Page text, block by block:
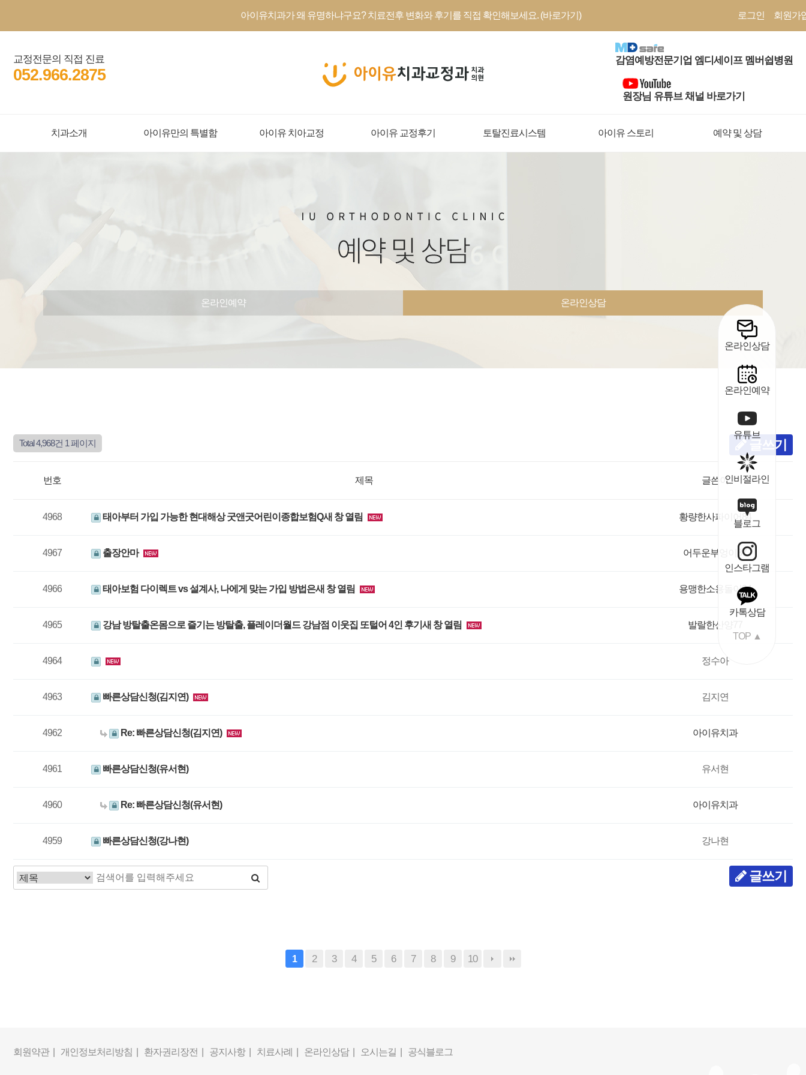
아이유치과가 왜 유명하냐구요? 치료전후 변화와 후기를 직접 확인해보세요. (바로가기) 로그인 회원가
교정전문의 직접 진료
052.966.2875
감염예방전문기업 엠디세이프 멤버쉽병원
원장님 유튜브 채널 바로가기
치과소개 아이유만의 특별함 아이유 치아교정 아이유 교정후기 토탈진료시스템 아이유 스토리 예약 및 상담
온라인예약 온라인상담
Total 4,968건 1 페이지 글쓰기
번호 제목 글쓴이
4968 태아부터 가입 가능한 현대해상 굿앤굿어린이종합보험Q새 창 열림 황량한사파이어84
4967 출장안마 어두운부엉이87
4966 태아보험 다이렉트 vs 설계사, 나에게 맞는 가입 방법은새 창 열림 용맹한소용돌이94
4965 강남 방탈출온몸으로 즐기는 방탈출, 플레이더월드 강남점 이웃집 또털어 4인 후기새 창 열림 발랄한산양77
4964 정수아
4963 빠른상담신청(김지연) 김지연
4962 Re: 빠른상담신청(김지연) 아이유치과
4961 빠른상담신청(유서현) 유서현
4960 Re: 빠른상담신청(유서현) 아이유치과
4959 빠른상담신청(강나현) 강나현
글쓰기
1 2 3 4 5 6 7 8 9 10
온라인상담
온라인예약
유튜브
인비절라인
블로그
인스타그램
카톡상담
TOP ▲
회원약관 | 개인정보처리방침 | 환자권리장전 | 공지사항 | 치료사례 | 온라인상담 | 오시는길 | 공식블로그